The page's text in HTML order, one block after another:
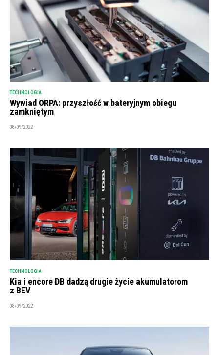
TECHNOLOGIA
Wywiad ORPA: przyszłość w bateryjnym obiegu
zamkniętym
08/09/2022
TECHNOLOGIA
Kia i encore DB dadzą drugie życie akumulatorom
z BEV
08/09/2022